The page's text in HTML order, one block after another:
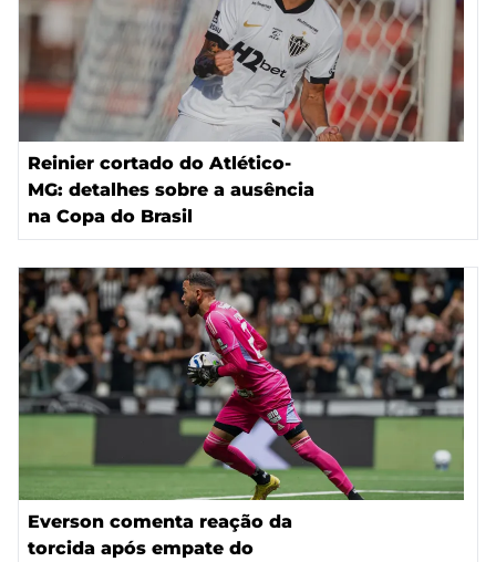
Reinier cortado do Atlético-
MG: detalhes sobre a ausência
na Copa do Brasil
Everson comenta reação da
torcida após empate do